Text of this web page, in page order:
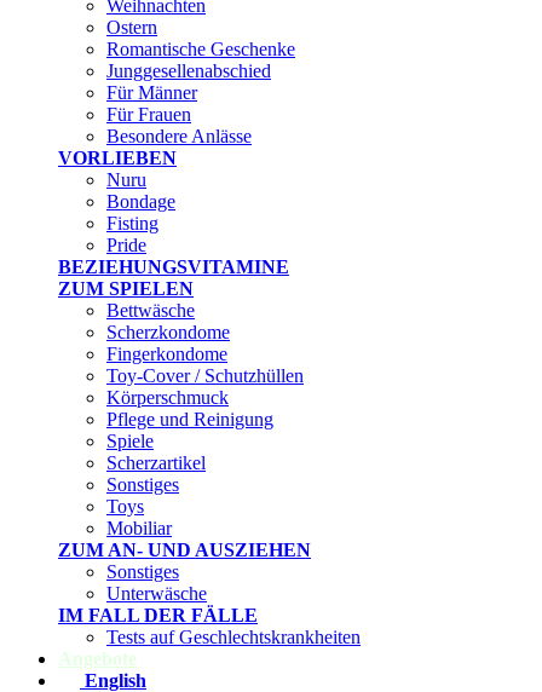
Weihnachten
Ostern
Romantische Geschenke
Junggesellenabschied
Für Männer
Für Frauen
Besondere Anlässe
VORLIEBEN
Nuru
Bondage
Fisting
Pride
BEZIEHUNGSVITAMINE
ZUM SPIELEN
Bettwäsche
Scherzkondome
Fingerkondome
Toy-Cover / Schutzhüllen
Körperschmuck
Pflege und Reinigung
Spiele
Scherzartikel
Sonstiges
Toys
Mobiliar
ZUM AN- UND AUSZIEHEN
Sonstiges
Unterwäsche
IM FALL DER FÄLLE
Tests auf Geschlechtskrankheiten
Angebote
English